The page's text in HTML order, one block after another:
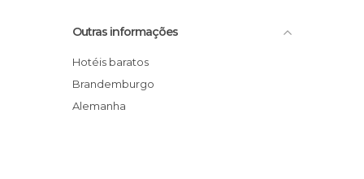
Comfort Hotel Frankfurt Airport
Mövenpick Hotel Frankfurt City
Top Hotel Franfort
Ramada Hotel Frankfurt Oder
Outras informações
Hotéis baratos
Brandemburgo
Alemanha